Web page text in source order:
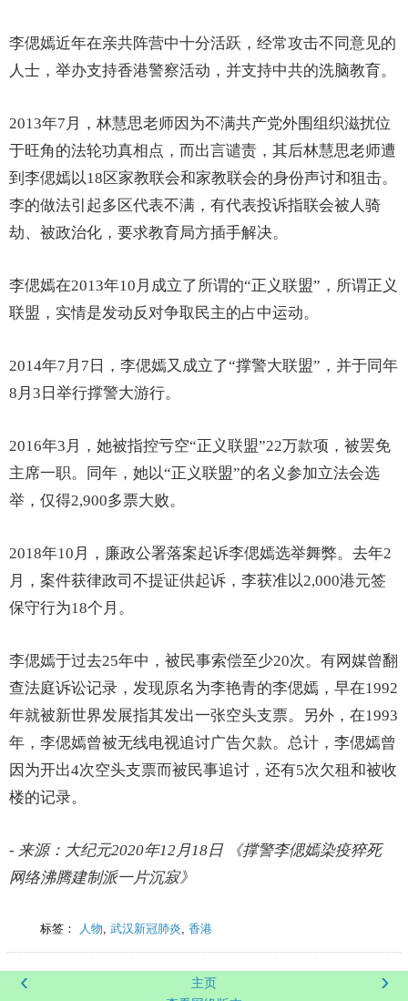
李偲嫣近年在亲共阵营中十分活跃，经常攻击不同意见的
人士，举办支持香港警察活动，并支持中共的洗脑教育。
2013年7月，林慧思老师因为不满共产党外围组织滋扰位
于旺角的法轮功真相点，而出言谴责，其后林慧思老师遭
到李偲嫣以18区家教联会和家教联会的身份声讨和狙击。
李的做法引起多区代表不满，有代表投诉指联会被人骑
劫、被政治化，要求教育局方插手解决。
李偲嫣在2013年10月成立了所谓的“正义联盟”，所谓正义
联盟，实情是发动反对争取民主的占中运动。
2014年7月7日，李偲嫣又成立了“撑警大联盟”，并于同年
8月3日举行撑警大游行。
2016年3月，她被指控亏空“正义联盟”22万款项，被罢免
主席一职。同年，她以“正义联盟”的名义参加立法会选
举，仅得2,900多票大败。
2018年10月，廉政公署落案起诉李偲嫣选举舞弊。去年2
月，案件获律政司不提证供起诉，李获准以2,000港元签
保守行为18个月。
李偲嫣于过去25年中，被民事索偿至少20次。有网媒曾翻
查法庭诉讼记录，发现原名为李艳青的李偲嫣，早在1992
年就被新世界发展指其发出一张空头支票。另外，在1993
年，李偲嫣曾被无线电视追讨广告欠款。总计，李偲嫣曾
因为开出4次空头支票而被民事追讨，还有5次欠租和被收
楼的记录。
- 来源：大纪元2020年12月18日 《撑警李偲嫣染疫猝死
网络沸腾建制派一片沉寂》
标签： 人物 武汉新冠肺炎 香港
‹ ›
主页